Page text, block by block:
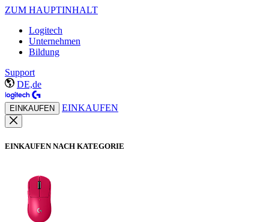
ZUM HAUPTINHALT
Logitech
Unternehmen
Bildung
Support
DE,de
EINKAUFEN EINKAUFEN
EINKAUFEN NACH KATEGORIE